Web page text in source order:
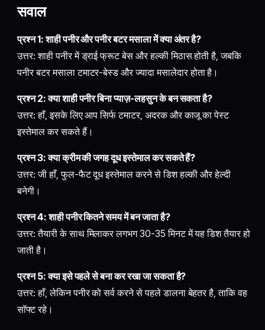
सवाल
प्रश्न 1: शाही पनीर और पनीर बटर मसाला में क्या अंतर है?
उत्तर: शाही पनीर में ड्राई फ्रूट बेस और हल्की मिठास होती है, जबकि
पनीर बटर मसाला टमाटर-बेस्ड और ज्यादा मसालेदार होता है।
प्रश्न 2: क्या शाही पनीर बिना प्याज़-लहसुन के बन सकता है?
उत्तर: हाँ, इसके लिए आप सिर्फ टमाटर, अदरक और काजू का पेस्ट
इस्तेमाल कर सकते हैं।
प्रश्न 3: क्या क्रीम की जगह दूध इस्तेमाल कर सकते हैं?
उत्तर: जी हाँ, फुल-फैट दूध इस्तेमाल करने से डिश हल्की और हेल्दी
बनेगी।
प्रश्न 4: शाही पनीर कितने समय में बन जाता है?
उत्तर: तैयारी के साथ मिलाकर लगभग 30-35 मिनट में यह डिश तैयार हो
जाती है।
प्रश्न 5: क्या इसे पहले से बना कर रखा जा सकता है?
उत्तर: हाँ, लेकिन पनीर को सर्व करने से पहले डालना बेहतर है, ताकि वह
सॉफ्ट रहे।